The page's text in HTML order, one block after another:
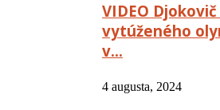
VIDEO
vytúženého
v…
4 augusta, 2024